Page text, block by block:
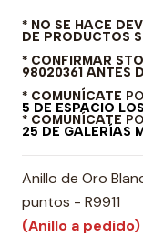
* NO SE HACE
DE PRODUCTOS
* CONFIRMAR
98020361 ANTES
* COMUNÍCATE
5 DE ESPACIO
* COMUNÍCATE
25 DE GALERÍAS
Anillo de Oro
puntos - R9911
(Anillo a pedido)